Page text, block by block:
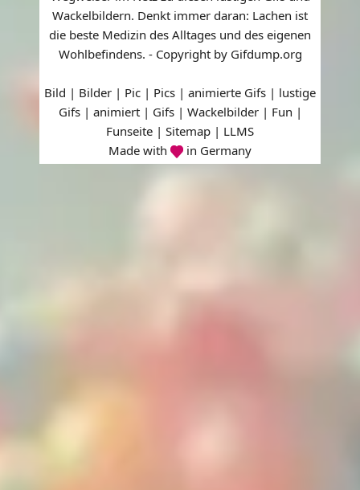
Wackelbildern. Denkt immer daran: Lachen ist
die beste Medizin des Alltages und des eigenen
Wohlbefindens. - Copyright by Gifdump.org
Bild | Bilder | Pic | Pics | animierte Gifs | lustige
Gifs | animiert | Gifs | Wackelbilder | Fun |
Funseite | Sitemap | LLMS
Made with
in Germany